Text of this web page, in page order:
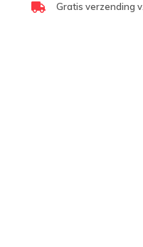
Gratis verzending